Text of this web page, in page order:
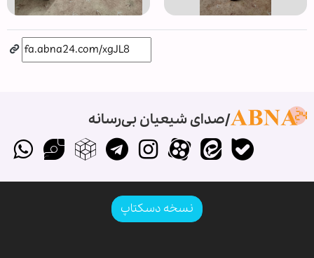
صدای شیعیان بی‌رسانه
نسخه دسکتاپ